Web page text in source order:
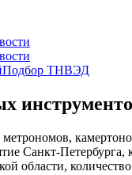
Подбор ТНВЭД
метрономов,
Санкт-
области,